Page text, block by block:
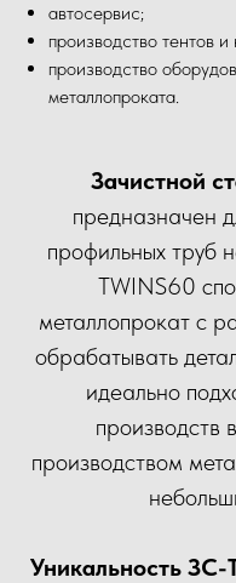
автосервис;
производство тентов и
производство
металлопроката.
Зачистной
предназначен
профильных труб
TWINS60
металлопрокат с
обрабатывать
идеально
производств
производством
Уникальность ЗС-